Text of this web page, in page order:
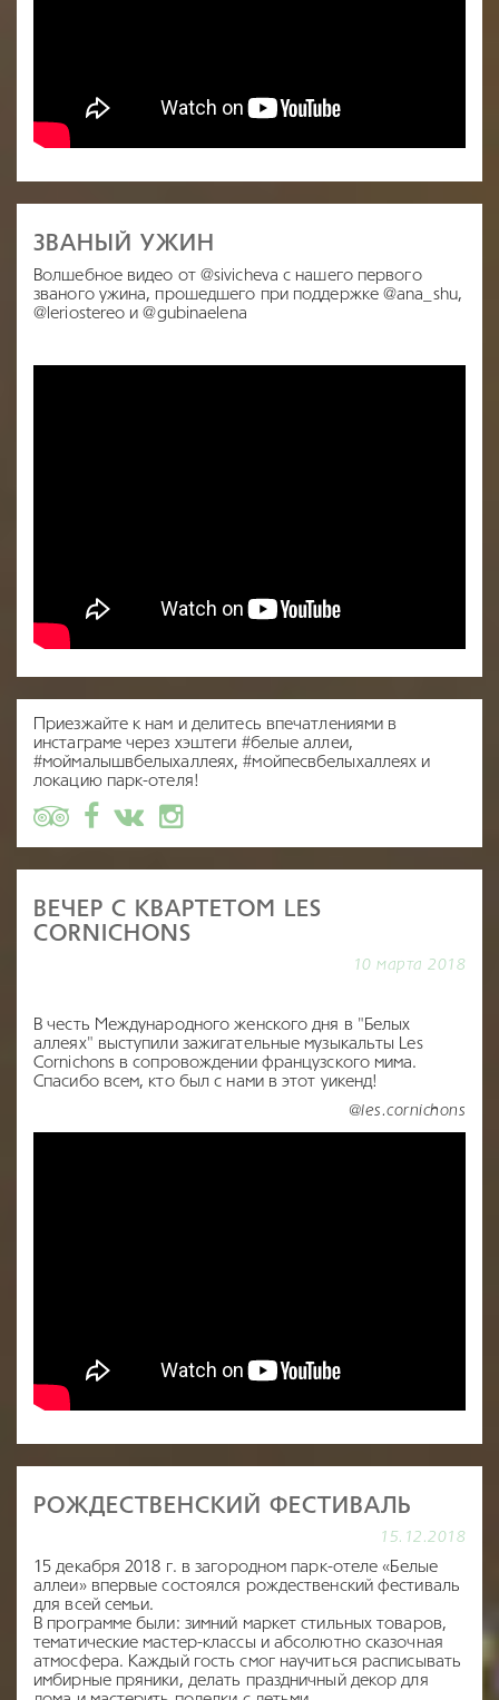
ЗВАНЫЙ УЖИН
Волшебное видео от @sivicheva с нашего первого
званого ужина, прошедшего при поддержке @ana_shu,
@leriostereo и @gubinaelena
Приезжайте к нам и делитесь впечатлениями в
инстаграме через хэштеги #белые аллеи,
#моймалышвбелыхаллеях, #мойпесвбелыхаллеях и
локацию парк-отеля!
ВЕЧЕР С КВАРТЕТОМ LES
CORNICHONS
10 марта 2018
В честь Международного женского дня в "Белых
аллеях" выступили зажигательные музыкальты Les
Cornichons в сопровождении французского мима.
Спасибо всем, кто был с нами в этот уикенд!
@les.cornichons
РОЖДЕСТВЕНСКИЙ ФЕСТИВАЛЬ
15.12.2018
15 декабря 2018 г. в загородном парк-отеле «Белые
аллеи» впервые состоялся рождественский фестиваль
для всей семьи.
В программе были: зимний маркет стильных товаров,
тематические мастер-классы и абсолютно сказочная
атмосфера. Каждый гость смог научиться расписывать
имбирные пряники, делать праздничный декор для